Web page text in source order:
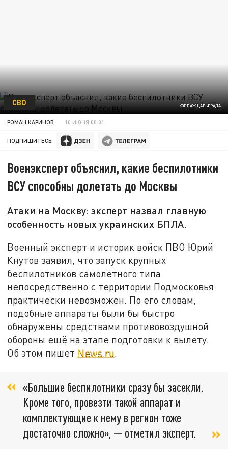
КОЛЛАЖ ЦАРЬГРАДА
СВО
РОМАН КАРИНОВ 10 ИЮНЯ 00:01
ПОДПИШИТЕСЬ:
Военэксперт объяснил, какие беспилотники
ВСУ способны долетать до Москвы
Атаки на Москву: эксперт назвал главную
особенность новых украинских БПЛА.
Военный эксперт и историк войск ПВО Юрий
Кнутов заявил, что запуск крупных
беспилотников самолётного типа
непосредственно с территории Подмосковья
практически невозможен. По его словам,
подобные аппараты были бы быстро
обнаружены средствами противовоздушной
обороны ещё на этапе подготовки к вылету.
Об этом пишет News.ru.
«Большие беспилотники сразу бы засекли.
Кроме того, провезти такой аппарат и
комплектующие к нему в регион тоже
достаточно сложно», — отметил эксперт.